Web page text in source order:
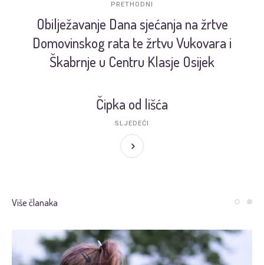
Obilježavanje Dana sjećanja na žrtve
Domovinskog rata te žrtvu Vukovara i
Škabrnje u Centru Klasje Osijek
PRETHODNI
Čipka od lišća
SLJEDEĆI
Više članaka